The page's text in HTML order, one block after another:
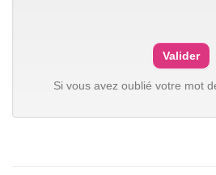
Si vous avez oublié votre mot